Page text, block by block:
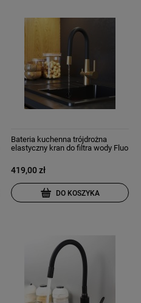
Bateria kuchenna trójdrożna
elastyczny kran do filtra wody Fluo
419,00 zł
DO KOSZYKA